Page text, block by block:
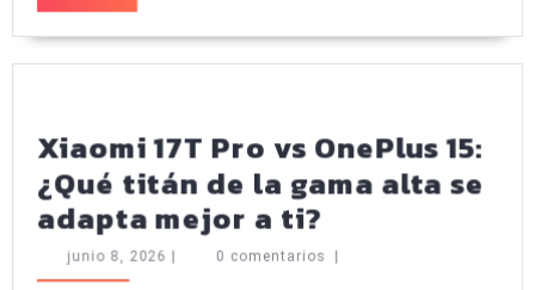
Pro
vs
17:
Dos
formas
opuestas
MÁS
Xiaomi 17T Pro vs OnePlus 15:
¿Qué titán de la gama alta se
adapta mejor a ti?Xiaomi
17T
junio 8, 2026 junio
| 0 comentarios |